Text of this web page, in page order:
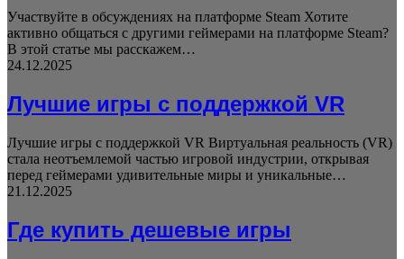
Участвуйте в обсуждениях на платформе Steam Хотите
активно общаться с другими геймерами на платформе Steam?
В этой статье мы расскажем…
24.12.2025
Лучшие игры с поддержкой VR
Лучшие игры с поддержкой VR Виртуальная реальность (VR)
стала неотъемлемой частью игровой индустрии, открывая
перед геймерами удивительные миры и уникальные…
21.12.2025
Где купить дешевые игры